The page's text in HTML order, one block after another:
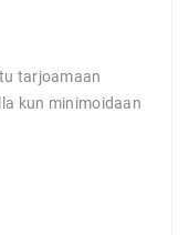
tarjoamaan
kun minimoidaan